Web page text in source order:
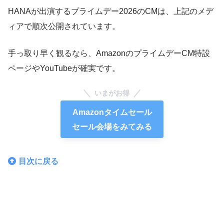
HANAが出演するプライムデー2026のCMは、上記のメデ
ィアで順次公開されています。
手っ取り早く観るなら、AmazonのプライムデーCM特設
ページやYouTubeが確実です。
いまがお得
Amazonタイムセール
セール会場をみてみる
目次に戻る